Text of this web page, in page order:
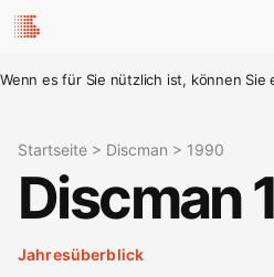
Wenn es für Sie nützlich ist, können Sie
Startseite > Discman > 1990
Discman
Jahresüberblick